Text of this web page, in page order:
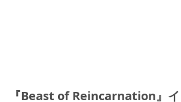
『Beast of Reincarnation』イ